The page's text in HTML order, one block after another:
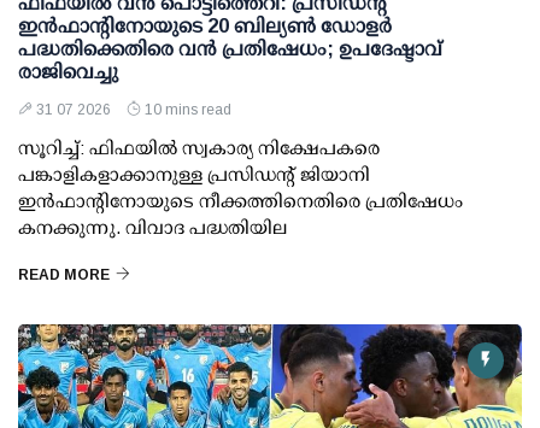
ഇന്‍ഫാന്റിനോയുടെ 20 ബില്യണ്‍ ഡോളര്‍
പദ്ധതിക്കെതിരെ വന്‍ പ്രതിഷേധം; ഉപദേഷ്ടാവ്
രാജിവെച്ചു
31 07 2026 10 mins read
സൂറിച്ച്: ഫിഫയില്‍ സ്വകാര്യ നിക്ഷേപകരെ
പങ്കാളികളാക്കാനുള്ള പ്രസിഡന്റ് ജിയാനി
ഇന്‍ഫാന്റിനോയുടെ നീക്കത്തിനെതിരെ പ്രതിഷേധം
കനക്കുന്നു. വിവാദ പദ്ധതിയില
READ MORE